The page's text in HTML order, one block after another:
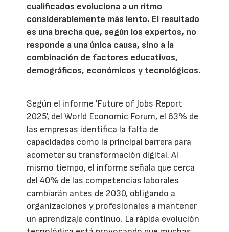
cualificados evoluciona a un ritmo
considerablemente más lento. El resultado
es una brecha que, según los expertos, no
responde a una única causa, sino a la
combinación de factores educativos,
demográficos, económicos y tecnológicos.
Según el informe 'Future of Jobs Report
2025', del World Economic Forum, el 63% de
las empresas identifica la falta de
capacidades como la principal barrera para
acometer su transformación digital. Al
mismo tiempo, el informe señala que cerca
del 40% de las competencias laborales
cambiarán antes de 2030, obligando a
organizaciones y profesionales a mantener
un aprendizaje continuo. La rápida evolución